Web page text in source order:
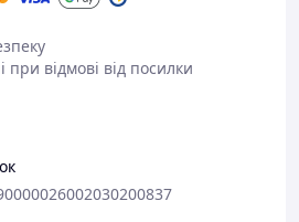
відмові від посилки